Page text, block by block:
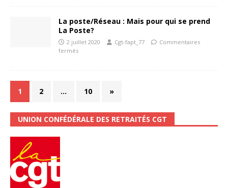
La poste/Réseau : Mais pour qui se prend
La Poste?
2 juillet 2020 Cgt-fapt_77
Commentaires
fermés
1 2 … 10 »
UNION CONFÉDÉRALE DES RETRAITÉS CGT